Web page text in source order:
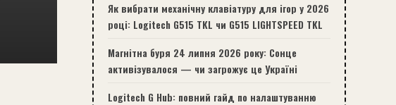
Як вибрати механічну клавіатуру для ігор у 2026
році: Logitech G515 TKL чи G515 LIGHTSPEED TKL
Магнітна буря 24 липня 2026 року: Сонце
активізувалося — чи загрожує це Україні
Logitech G Hub: повний гайд по налаштуванню